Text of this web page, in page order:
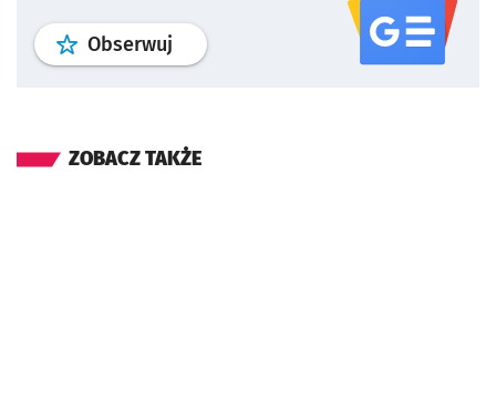
Obserwuj profil serwisu
ZOBACZ TAKŻE